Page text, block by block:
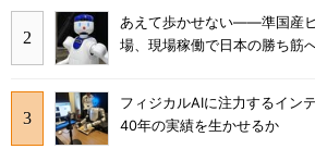
あえて歩かせない――準国産
場、現場稼働で日本の勝ち筋
フィジカルAIに注力するイン
40年の実績を生かせるか